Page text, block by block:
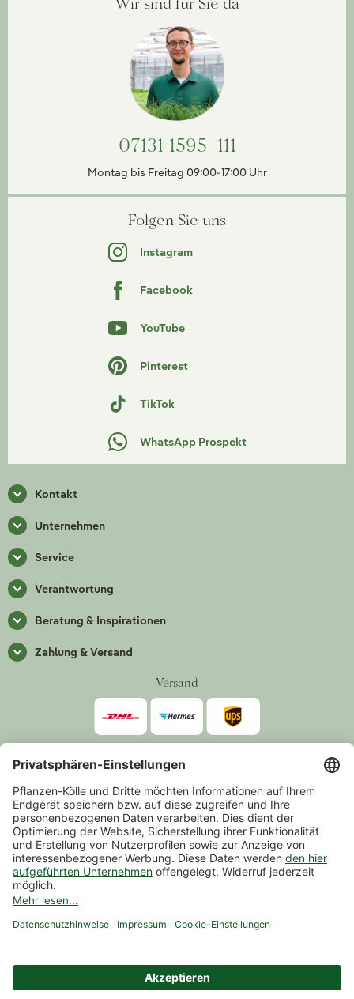
07131 1595-111
Montag bis Freitag 09:00-17:00 Uhr
Folgen Sie uns
Instagram
Facebook
YouTube
Pinterest
TikTok
WhatsApp Prospekt
Kontakt
Unternehmen
Service
Verantwortung
Beratung & Inspirationen
Zahlung & Versand
Versand
Zahlarten
*Alle Preise inkl. gesetzlicher Mehrwertsteuer zzgl.Versand
Mindestbestellwert 14,90 €, ausgenommen sind Gutscheine und
Events.
Widerrufsrecht Datenschutz